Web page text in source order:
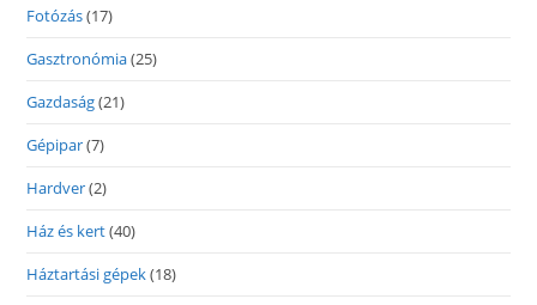
Fotózás(17)
Gasztronómia(25)
Gazdaság(21)
Gépipar(7)
Hardver(2)
Ház és kert(40)
Háztartási gépek(18)